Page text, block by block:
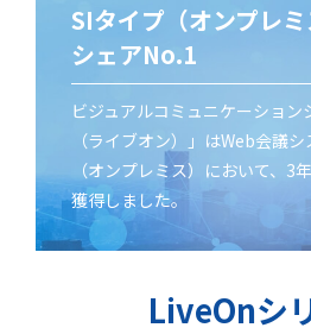
SIタイプ（オンプレ
シェアNo.1
ビジュアルコミュニケーショ
（ライブオン）」はWeb会議
（オンプレミス）において、3
獲得しました。
LiveOnシ